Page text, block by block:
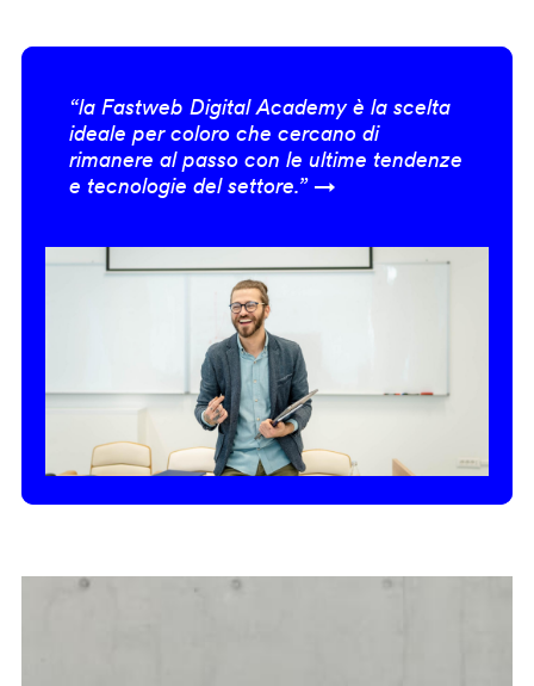
“la Fastweb Digital Academy è la scelta
ideale per coloro che cercano di
rimanere al passo con le ultime tendenze
e tecnologie del settore.” →